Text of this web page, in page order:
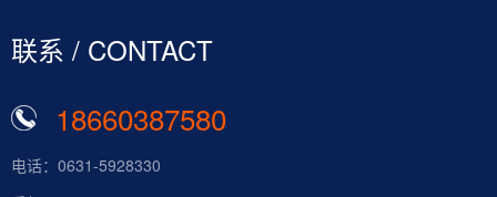
联系 / CONTACT
18660387580
电话：0631-5928330